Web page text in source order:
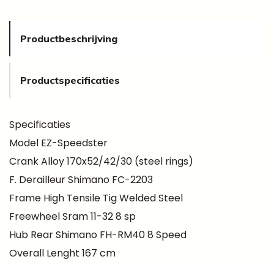
Productbeschrijving
Productspecificaties
Specificaties
Model EZ-Speedster
Crank Alloy 170x52/42/30 (steel rings)
F. Derailleur Shimano FC-2203
Frame High Tensile Tig Welded Steel
Freewheel Sram 11-32 8 sp
Hub Rear Shimano FH-RM40 8 Speed
Overall Lenght 167 cm